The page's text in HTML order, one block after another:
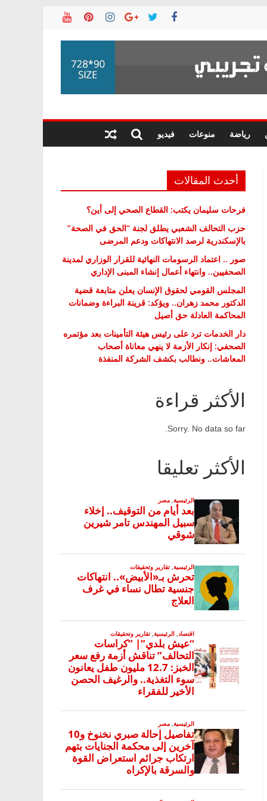
رياضة منوعات فيديو
أحدث المقالات
فرحات سليمان يكتب: القطاع الصحي إلى أين؟
حزب التحالف الشعبي يطلق لجنة “الحق في الصحة”
بالإسكندرية لرصد الانتهاكات ودعم المرضى
صور .. اعتماد الرسومات النهائية للقرار الوزاري لمدينة
الصحفيين.. وانتهاء أعمال إنشاء المبنى الإداري
المجلس القومي لحقوق الإنسان يعلن متابعة قضية
الدكتور محمد زهران.. ويؤكد: قرينة البراءة وضمانات
المحاكمة العادلة حق أصيل
دار الخدمات ترد على رئيس هيئة التأمينات بعد مؤتمره
الصحفي: إنكار الأزمة لا ينهي معاناة أصحاب
المعاشات.. ونطالب بكشف الشركة المنفذة
الأكثر قراءة
Sorry. No data so far.
الأكثر تعليقا